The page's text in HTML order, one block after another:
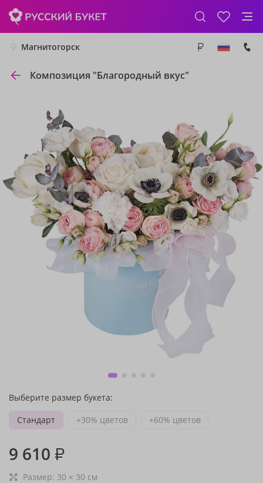
Магнитогорск
Композиция "Благородный вкус"
Выберите размер букета:
Стандарт
+30% цветов +60% цветов
9 610 ₽
Размер: 30 × 30 см